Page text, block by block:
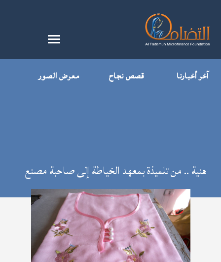
آخر أخبارنا قصص نجاح معرض الصور
هنية .. من تلميذة بمعهد الخياطة إلى صاحبة مصنع